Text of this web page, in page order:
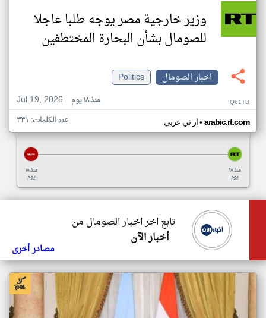
وزير خارجية مصر يوجه طلبا عاجلا
للصومال بشأن البحارة المختطفين
اخبار الصومال
Politics
Jul 19, 2026
منذ ١٨ يوم IQ61TB
ار تي عربي• arabic.rt.com عدد الكلمات: ٣٣١
منذ ١٨
يوم
منذ ١٨
يوم
تابع اخر اخبار الصومال من
أخبار الآن
مصادر أخرى